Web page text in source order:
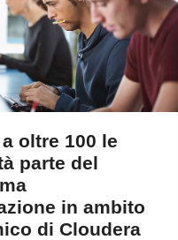
oltre 100 le
parte del
in ambito
di Cloudera